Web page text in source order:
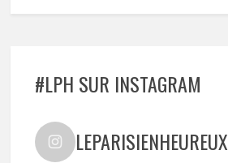
#LPH SUR INSTAGRAM
LEPARISIENHEUREUX